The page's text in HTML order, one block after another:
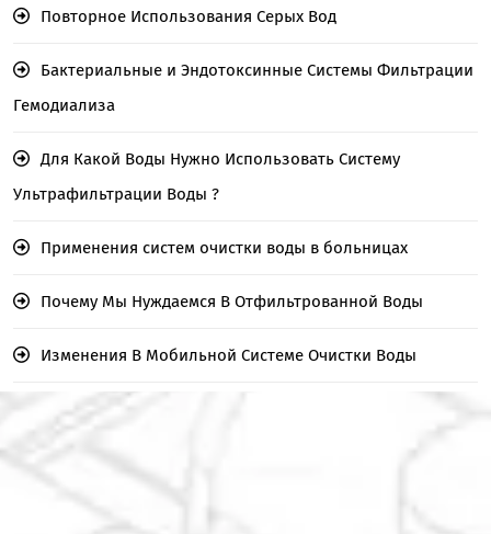
Повторное Использования Серых Вод
Бактериальные и Эндотоксинные Системы Фильтрации
Гемодиализа
Для Какой Воды Нужно Использовать Систему
Ультрафильтрации Воды ?
Применения систем очистки воды в больницах
Почему Мы Нуждаемся В Отфильтрованной Воды
Изменения В Мобильной Системе Очистки Воды